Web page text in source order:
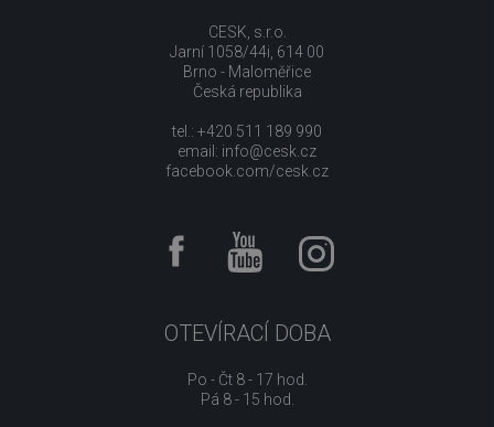
CESK, s.r.o.
Jarní 1058/44i, 614 00
Brno - Maloměřice
Česká republika
tel.: +420 511 189 990
email: info@cesk.cz
facebook.com/cesk.cz
OTEVÍRACÍ DOBA
Po - Čt 8 - 17 hod.
Pá 8 - 15 hod.